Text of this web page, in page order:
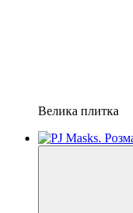
Велика плитка